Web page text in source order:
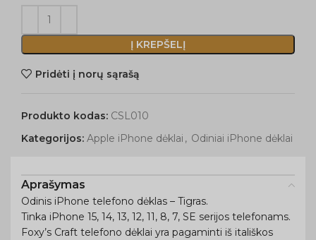
Į KREPŠELĮ
Pridėti į norų sąrašą
Produkto kodas: CSL010
Kategorijos: Apple iPhone dėklai , Odiniai iPhone dėklai
Aprašymas
Odinis iPhone telefono dėklas – Tigras.
Tinka iPhone 15, 14, 13, 12, 11, 8, 7, SE serijos telefonams.
Foxy’s Craft telefono dėklai yra pagaminti iš itališkos